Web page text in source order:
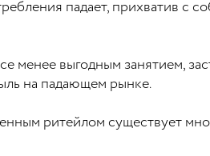
падает, прихватив с
менее выгодным занятием,
на падающем рынке.
ритейлом существует